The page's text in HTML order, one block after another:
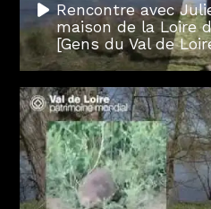
Rencontre avec
maison de la Loire
[Gens du Val de